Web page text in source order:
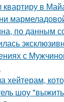
квартиру в
по данным
с
хейтерам,
шоу